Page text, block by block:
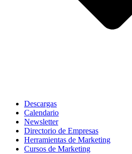
Descargas
Calendario
Newsletter
Directorio de Empresas
Herramientas de Marketing
Cursos de Marketing